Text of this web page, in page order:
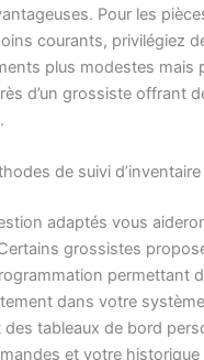
Pour les
courants, privilégiez
plus modestes mais
d’un grossiste offrant
de suivi d’inventaire
adaptés vous
grossistes
permettant
dans votre
des tableaux de bord
et votre historique